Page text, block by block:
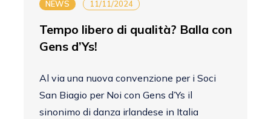
NEWS 11/11/2024
Tempo libero di qualità? Balla con
Gens d’Ys!
Al via una nuova convenzione per i Soci
San Biagio per Noi con Gens d’Ys il
sinonimo di danza irlandese in Italia